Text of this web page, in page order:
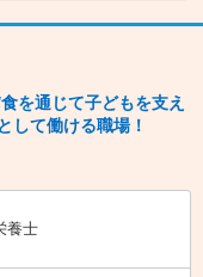
を通じて子どもを支え
して働ける職場！
養士